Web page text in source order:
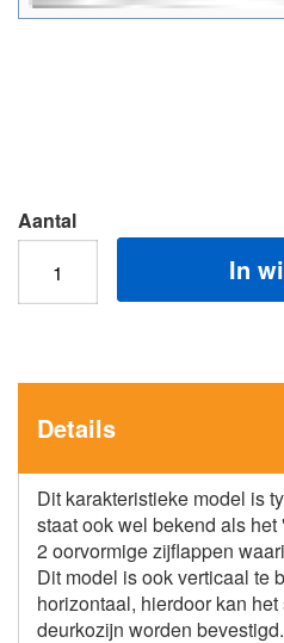
Aantal
In
Details
Dit karakteristieke model is
staat ook wel bekend als
2 oorvormige zijflappen
Dit model is ook verticaal te
horizontaal, hierdoor kan
deurkozijn worden